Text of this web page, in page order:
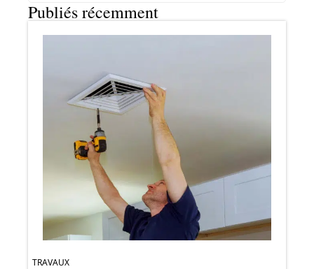
Publiés récemment
TRAVAUX